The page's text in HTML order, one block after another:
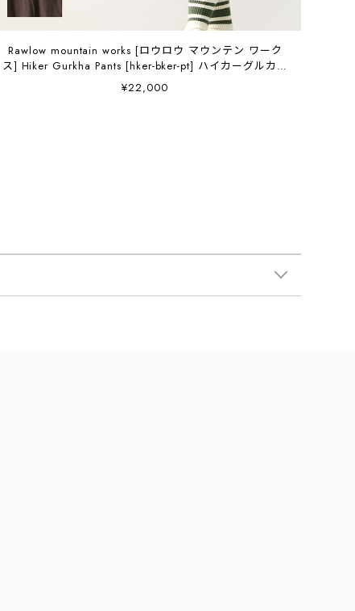
Rawlow mountain works [ロウロウ マウンテン ワーク
ス] Hiker Gurkha Pants [hker-bker-pt] ハイカーグルカパ
ンツ・ハーフパンツ・ショートパンツ・ワークパンツ・
アウトドア・MEN'S / LADY'S [2026AW]
¥22,000